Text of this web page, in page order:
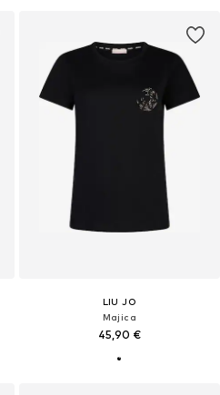
LIU JO
Majica
45,90 €